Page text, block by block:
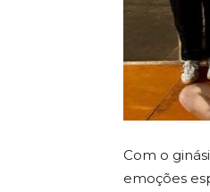
Com o
emoções